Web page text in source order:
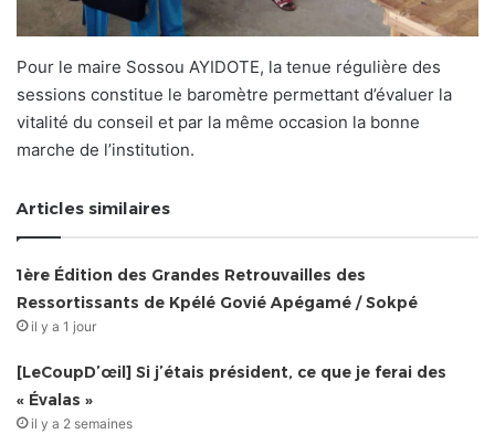
Pour le maire Sossou AYIDOTE, la tenue régulière des
sessions constitue le baromètre permettant d’évaluer la
vitalité du conseil et par la même occasion la bonne
marche de l’institution.
Articles similaires
1ère Édition des Grandes Retrouvailles des
Ressortissants de Kpélé Govié Apégamé / Sokpé
il y a 1 jour
[LeCoupD’œil] Si j’étais président, ce que je ferai des
« Évalas »
il y a 2 semaines